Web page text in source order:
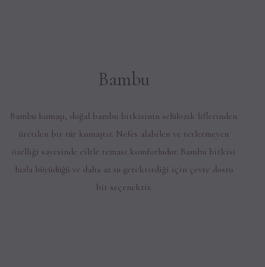
Bambu
Bambu kumaşı, doğal bambu bitkisinin selülozik liflerinden
üretilen bir tür kumaştır. Nefes alabilen ve terletmeyen
özelliği sayesinde ciltle teması komforludur. Bambu bitkisi
hızla büyüdüğü ve daha az su gerektirdiği için çevre dostu
bir seçenektir.